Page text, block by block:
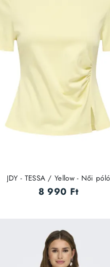
JDY - TESSA / Yellow - Női póló
8 990 Ft